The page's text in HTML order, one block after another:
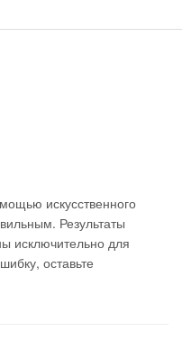
искусственного
Результаты
исключительно для
оставьте